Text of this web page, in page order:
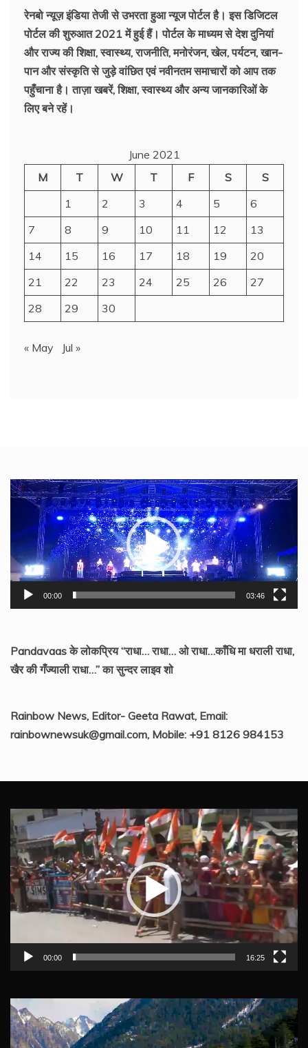
रेनबो न्यूज़ इंडिया तेजी से उभरता हुआ न्‍यूज पोर्टल है। इस डिजिटल
पोर्टल की शुरुआत 2021 में हुई हैं। पोर्टल के माध्यम से देश दुनियां
और राज्य की शिक्षा, स्वास्थ्य, राजनीति, मनोरंजन, खेल, पर्यटन, खान-
पान और संस्कृति से जुड़े वांछित एवं नवीनतम समाचारों को आप तक
पहुँचाना है। ताज़ा खबरें, शिक्षा, स्वास्थ्य और अन्य जानकारिओं के
लिए बने रहें।
June 2021
M
T W T F S
S
1
2 3 4 5
6
7
8 9 10 11 12
13
14
15 16 17 18 19
20
21
22 23 24 25 26
27
28
29 30
« May Jul »
Video
Player
00:00 03:46
Pandavaas के लोकप्रिय “राधा… राधा… ओ राधा…काँधि मा धराली राधा,
खैर की गँज्याली राधा…” का सुन्दर लाइव शो
Rainbow News, Editor- Geeta Rawat, Email:
rainbownewsuk@gmail.com, Mobile: +91 8126 984153
Video
Player
00:00 16:25
Video
Player